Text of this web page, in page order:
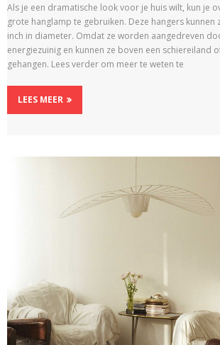
Als je een dramatische look voor je huis wilt, kun je
grote hanglamp te gebruiken. Deze hangers kunnen
inch in diameter. Omdat ze worden aangedreven
energiezuinig en kunnen ze boven een schiereiland
gehangen. Lees verder om meer te weten te
LEES MEER